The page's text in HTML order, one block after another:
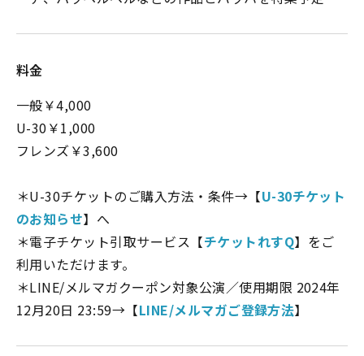
料金
一般￥4,000
U-30￥1,000
フレンズ￥3,600
＊U-30チケットのご購入方法・条件→【U-30チケット
のお知らせ】へ
＊電子チケット引取サービス【チケットれすQ】をご
利用いただけます。
＊LINE/メルマガクーポン対象公演／使用期限 2024年
12月20日 23:59→【LINE/メルマガご登録方法】